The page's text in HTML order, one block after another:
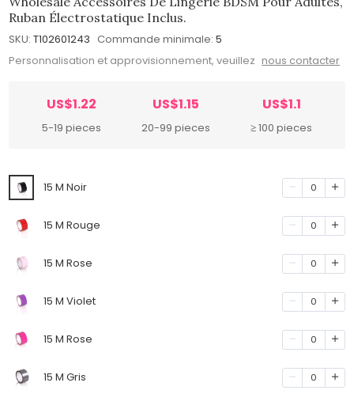
Ruban Électrostatique Inclus.
SKU: T102601243 Commande minimale: 5
Personnalisation et approvisionnement, veuillez nous contacter
US$1.22
5-19 pieces
US$1.15
20-99 pieces
US$1.1
≥ 100 pieces
15 M Noir 0
15 M Rouge 0
15 M Rose 0
15 M Violet 0
15 M Rose 0
15 M Gris 0